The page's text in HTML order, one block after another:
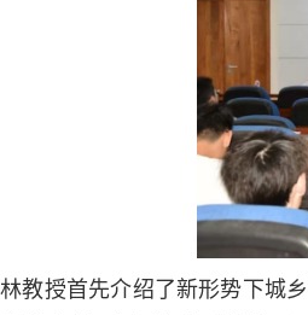
教授首先介绍了新形势下城